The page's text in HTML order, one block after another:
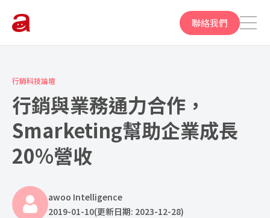
聯絡我們
行銷科技論壇
行銷與業務通力合作，
Smarketing幫助企業成長
20%營收
awoo Intelligence
2019-01-10(更新日期: 2023-12-28)